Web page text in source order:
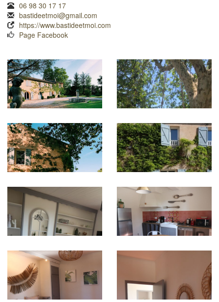
06 98 30 17 17
bastideetmoi@gmail.com
https://www.bastideetmoi.com
Page Facebook